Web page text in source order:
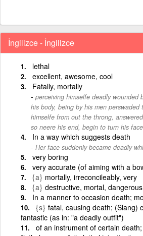
İngilizce - İngilizce
lethal
excellent, awesome, cool
Fatally, mortally
perceiving himselfe deadly wounded
his body, being by his men perswaded
himselfe from out the throng,
so neere his end, begin to turn his
In a way which suggests death
Her face suddenly became deadly
very boring
very accurate (of aiming with a
{a} mortally, irreconcileably, very
{a} destructive, mortal,
In a manner to occasion death;
{s} fatal, causing death; (Slang)
fantastic (as in: "a deadly outfit")
of an instrument of certain